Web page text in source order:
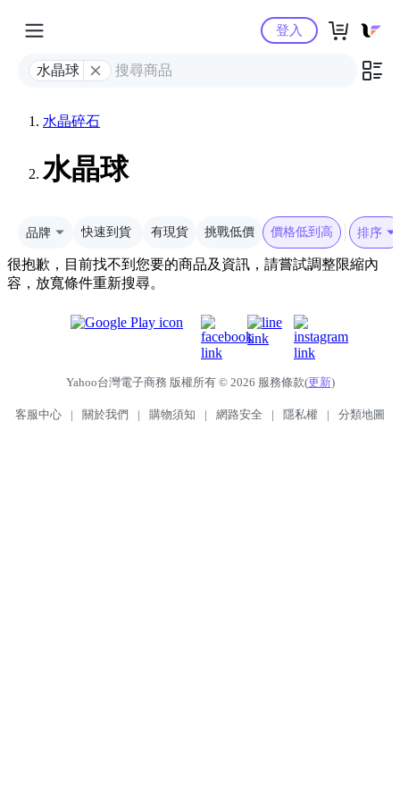
Yahoo購物中心
水晶球
登入
水晶碎石
水晶球
品牌 快速到貨 有現貨 挑戰低價 價格低到高 排序
很抱歉，目前找不到您要的商品及資訊，請嘗試調整限縮內
容，放寬條件重新搜尋。
Yahoo台灣電子商務 版權所有 © 2026 服務條款(更新)
客服中心 | 關於我們 | 購物須知 | 網路安全 | 隱私權 | 分類地圖